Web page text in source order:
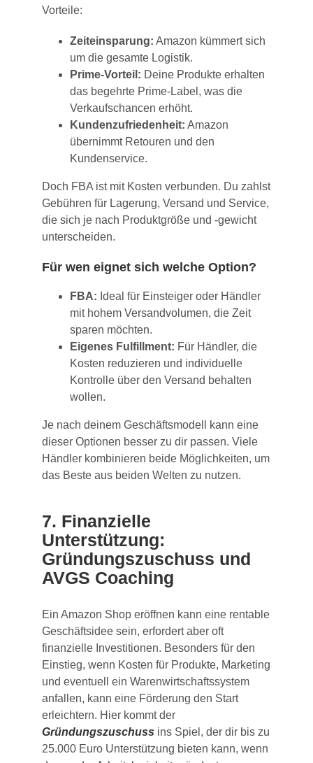
Vorteile:
Zeiteinsparung: Amazon kümmert sich
um die gesamte Logistik.
Prime-Vorteil: Deine Produkte erhalten
das begehrte Prime-Label, was die
Verkaufschancen erhöht.
Kundenzufriedenheit: Amazon
übernimmt Retouren und den
Kundenservice.
Doch FBA ist mit Kosten verbunden. Du zahlst
Gebühren für Lagerung, Versand und Service,
die sich je nach Produktgröße und -gewicht
unterscheiden.
Für wen eignet sich welche Option?
FBA: Ideal für Einsteiger oder Händler
mit hohem Versandvolumen, die Zeit
sparen möchten.
Eigenes Fulfillment: Für Händler, die
Kosten reduzieren und individuelle
Kontrolle über den Versand behalten
wollen.
Je nach deinem Geschäftsmodell kann eine
dieser Optionen besser zu dir passen. Viele
Händler kombinieren beide Möglichkeiten, um
das Beste aus beiden Welten zu nutzen.
7. Finanzielle
Unterstützung:
Gründungszuschuss und
AVGS Coaching
Ein Amazon Shop eröffnen kann eine rentable
Geschäftsidee sein, erfordert aber oft
finanzielle Investitionen. Besonders für den
Einstieg, wenn Kosten für Produkte, Marketing
und eventuell ein Warenwirtschaftssystem
anfallen, kann eine Förderung den Start
erleichtern. Hier kommt der
Gründungszuschuss ins Spiel, der dir bis zu
25.000 Euro Unterstützung bieten kann, wenn